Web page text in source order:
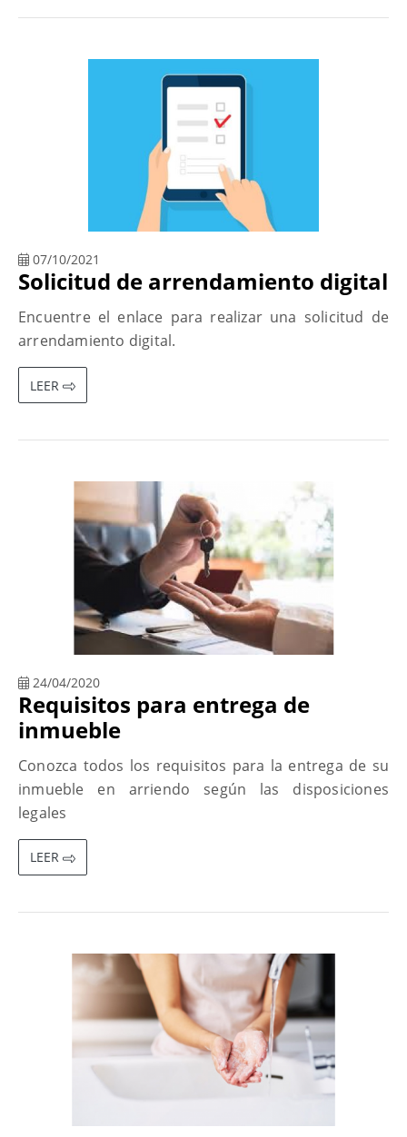
07/10/2021
Solicitud de arrendamiento digital
Encuentre el enlace para realizar una solicitud de
arrendamiento digital.
LEER
24/04/2020
Requisitos para entrega de
inmueble
Conozca todos los requisitos para la entrega de su
inmueble en arriendo según las disposiciones
legales
LEER